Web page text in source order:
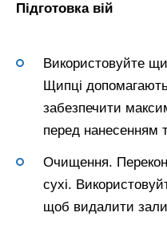
Підготовка вій
Використовуйте
Щипці
забезпечити
перед нанесенням
Очищення.
сухі.
щоб видалити